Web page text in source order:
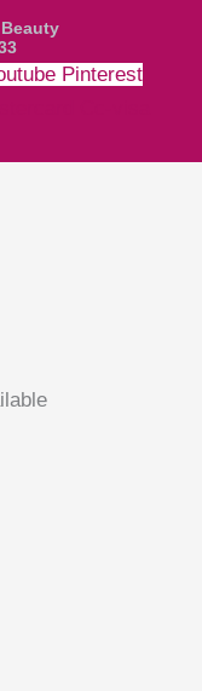
Pinterest